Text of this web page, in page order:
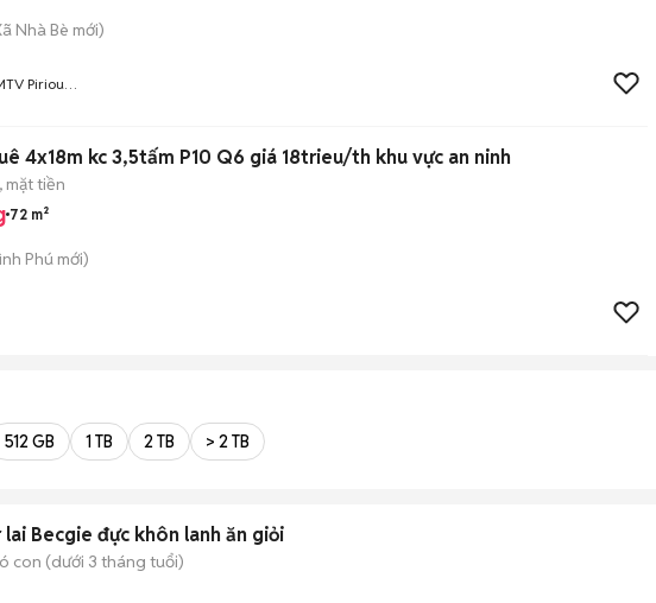
Nhà Bè mới)
Piriou
4x18m kc 3,5tấm P10 Q6 giá 18trieu/th khu vực an ninh
mặt tiền
72 m²
Phú mới)
512 GB 1 TB 2 TB > 2 TB
Becgie đực khôn lanh ăn giỏi
con (dưới 3 tháng tuổi)